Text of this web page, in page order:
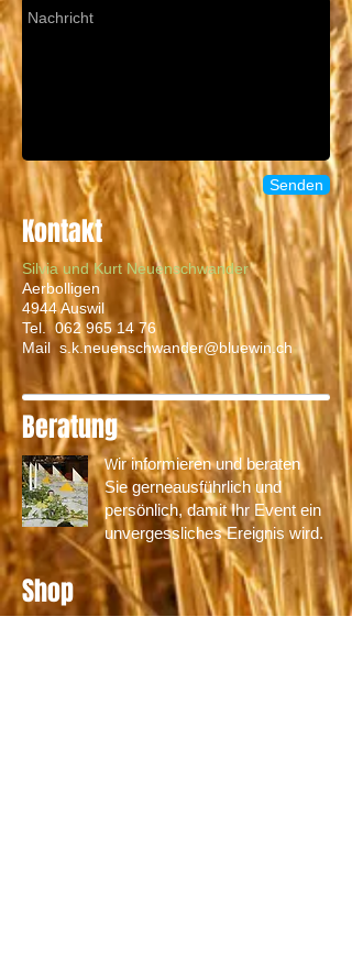
Senden
Kontakt
Silvia und Kurt Neuenschwander
Aerbolligen
4944 Auswil
Tel. 062 965 14 76
Mail s.k.neuenschwander@bluewin.ch
Beratung
Wir informieren und beraten
Sie gerneausführlich und
persönlich, damit Ihr Event ein
unvergessliches Ereignis wird.
Shop